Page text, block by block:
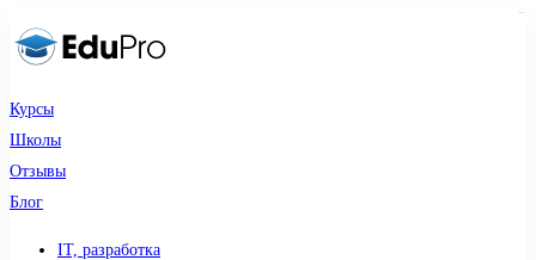
Курсы
Школы
Отзывы
Блог
IT, разработка